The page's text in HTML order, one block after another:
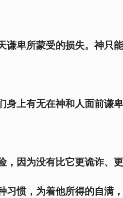
卑所蒙受的损失。神只
上有无在神和人面前谦
，因为没有比它更诡诈、
惯，为着他所得的自满